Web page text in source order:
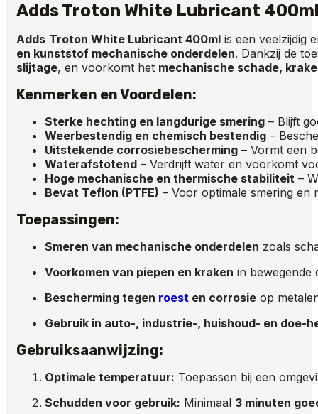
Adds Troton White Lubricant
Adds Troton White Lubricant 400ml is een veelzijdig
en kunststof mechanische onderdelen. Dankzij de
slijtage, en voorkomt het mechanische schade,
Kenmerken en Voordelen:
Sterke hechting en langdurige smering – Blijft
Weerbestendig en chemisch bestendig –
Uitstekende corrosiebescherming – Vormt een
Waterafstotend – Verdrijft water en voorkomt
Hoge mechanische en thermische stabiliteit –
Bevat Teflon (PTFE) – Voor optimale smering en
Toepassingen:
Smeren van mechanische onderdelen zoals
Voorkomen van piepen en kraken in bewegende
Bescherming tegen roest en corrosie op
Gebruik in auto-, industrie-, huishoud- en doe-
Gebruiksaanwijzing:
Optimale temperatuur: Toepassen bij een
Schudden voor gebruik: Minimaal 3 minuten